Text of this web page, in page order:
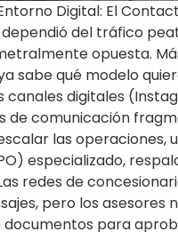
Digital: El
del tráfico
opuesta.
sabe qué modelo
canales digitales
comunicación
las operaciones,
especializado,
redes de
pero los asesores
para